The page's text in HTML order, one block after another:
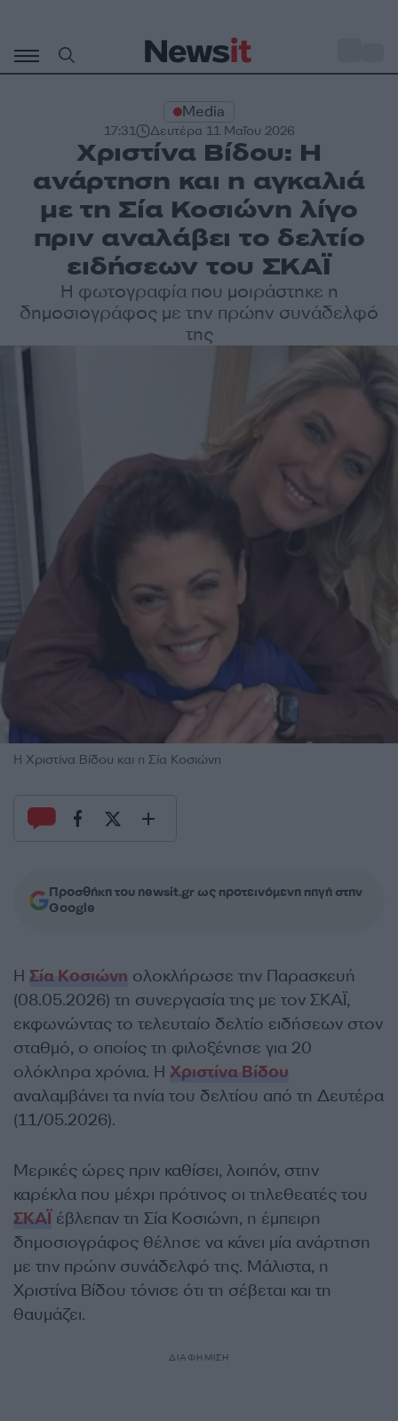
περιεχόμενο
Media
17:31 Δευτέρα 11 Μαΐου 2026
Χριστίνα Βίδου: Η
ανάρτηση και η αγκαλιά
με τη Σία Κοσιώνη λίγο
πριν αναλάβει το δελτίο
ειδήσεων του ΣΚΑΪ
Η φωτογραφία που μοιράστηκε η
δημοσιογράφος με την πρώην συνάδελφό
της
Η Χριστίνα Βίδου και η Σία Κοσιώνη
Προσθήκη του newsit.gr ως προτεινόμενη πηγή στην
Google
Η Σία Κοσιώνη ολοκλήρωσε την Παρασκευή
(08.05.2026) τη συνεργασία της με τον ΣΚΑΪ,
εκφωνώντας το τελευταίο δελτίο ειδήσεων στον
σταθμό, ο οποίος τη φιλοξένησε για 20
ολόκληρα χρόνια. Η Χριστίνα Βίδου
αναλαμβάνει τα ηνία του δελτίου από τη Δευτέρα
(11/05.2026).
Μερικές ώρες πριν καθίσει, λοιπόν, στην
καρέκλα που μέχρι πρότινος οι τηλεθεατές του
ΣΚΑΪέβλεπαν τη Σία Κοσιώνη, η έμπειρη
δημοσιογράφος θέλησε να κάνει μία ανάρτηση
με την πρώην συνάδελφό της. Μάλιστα, η
Χριστίνα Βίδου τόνισε ότι τη σέβεται και τη
θαυμάζει.
ΔΙΑΦΗΜΙΣΗ